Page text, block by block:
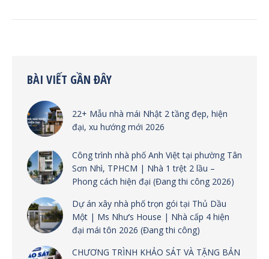
BÀI VIẾT GẦN ĐÂY
22+ Mẫu nhà mái Nhật 2 tầng đẹp, hiện
đại, xu hướng mới 2026
Công trình nhà phố Anh Việt tại phường Tân
Sơn Nhì, TPHCM | Nhà 1 trệt 2 lầu –
Phong cách hiện đại (Đang thi công 2026)
Dự án xây nhà phố trọn gói tại Thủ Dầu
Một | Ms Như’s House | Nhà cấp 4 hiện
đại mái tôn 2026 (Đang thi công)
CHƯƠNG TRÌNH KHẢO SÁT VÀ TẶNG BẢN